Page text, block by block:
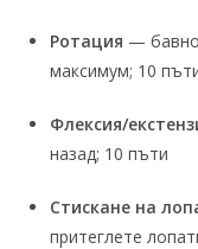
Ротация —
максимум; 10
Флексия/
назад; 10 пъти
Стискане на
притеглете